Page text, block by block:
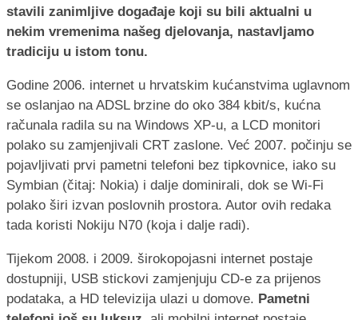
stavili zanimljive događaje koji su bili aktualni u
nekim vremenima našeg djelovanja, nastavljamo
tradiciju u istom tonu.
Godine 2006. internet u hrvatskim kućanstvima uglavnom
se oslanjao na ADSL brzine do oko 384 kbit/s, kućna
računala radila su na Windows XP-u, a LCD monitori
polako su zamjenjivali CRT zaslone. Već 2007. počinju se
pojavljivati prvi pametni telefoni bez tipkovnice, iako su
Symbian (čitaj: Nokia) i dalje dominirali, dok se Wi-Fi
polako širi izvan poslovnih prostora. Autor ovih redaka
tada koristi Nokiju N70 (koja i dalje radi).
Tijekom 2008. i 2009. širokopojasni internet postaje
dostupniji, USB stickovi zamjenjuju CD-e za prijenos
podataka, a HD televizija ulazi u domove. Pametni